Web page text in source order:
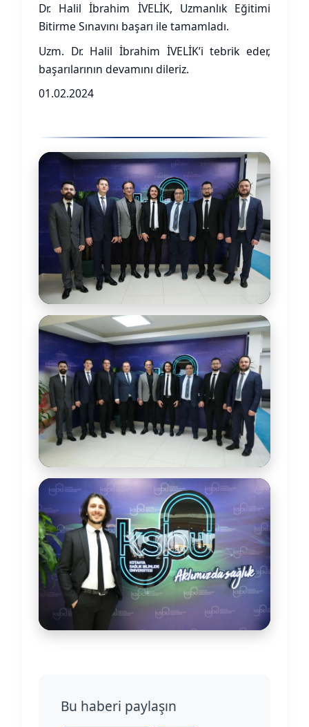
Dr. Halil İbrahim İVELİK, Uzmanlık Eğitimi
Bitirme Sınavını başarı ile tamamladı.
Uzm. Dr. Halil İbrahim İVELİK’i tebrik eder,
başarılarının devamını dileriz.
01.02.2024
Bu haberi paylaşın